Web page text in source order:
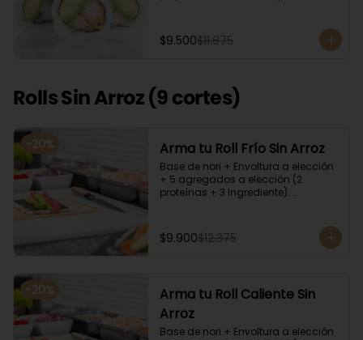
$9.500$11.875
Rolls Sin Arroz (9 cortes)
-20% Arma tu Roll Frío Sin Arroz
Base de nori + Envoltura a elección
+ 5 agregados a elección (2
proteínas + 3 Ingrediente).
relleno palta y/o queso crema para
que el roll pueda compactar y ser
$9.900$12.375
-20%
Arma tu Roll Caliente Sin
Arroz
Base de nori + Envoltura a elección